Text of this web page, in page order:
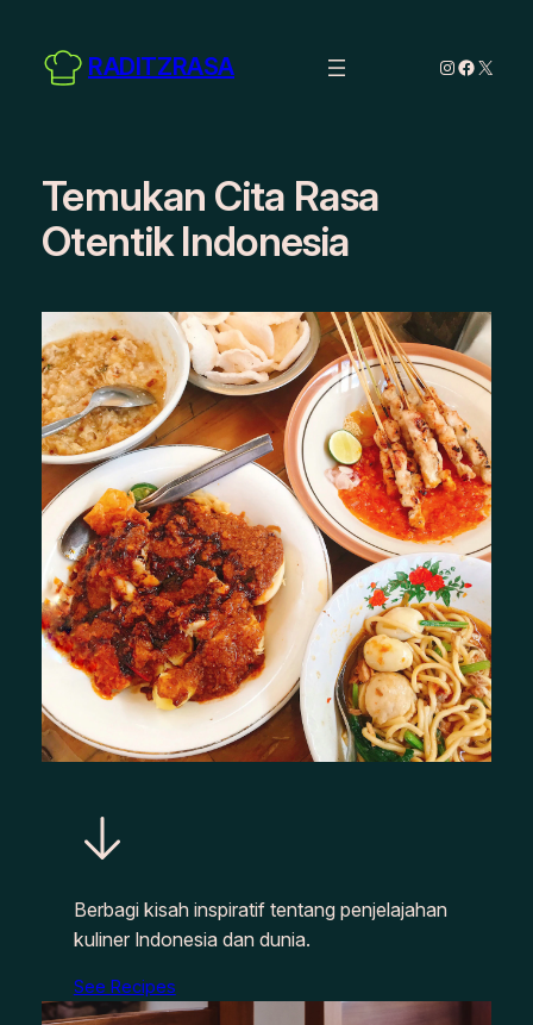
content
RADITZRASA Instagram
X
Temukan Cita Rasa
Otentik Indonesia
Berbagi kisah inspiratif tentang penjelajahan
kuliner Indonesia dan dunia.
See Recipes